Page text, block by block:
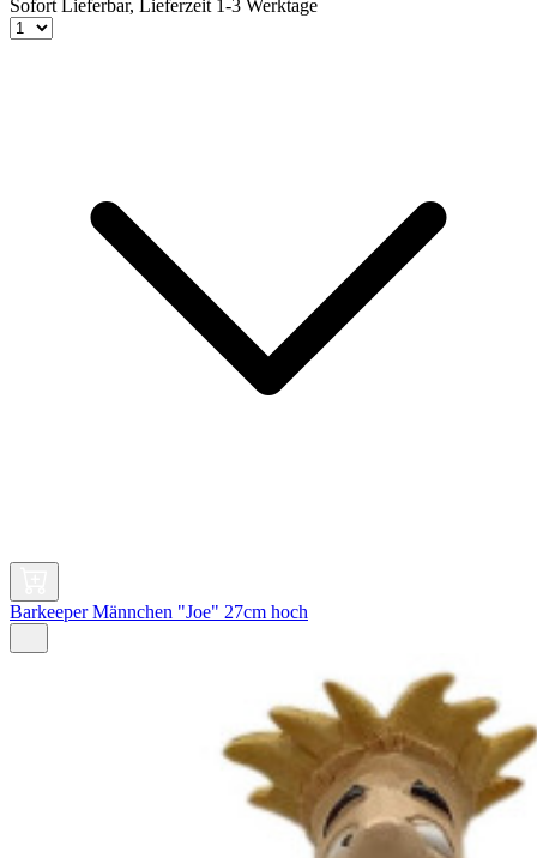
Sofort Lieferbar, Lieferzeit 1-3 Werktage
Barkeeper Männchen "Joe" 27cm hoch